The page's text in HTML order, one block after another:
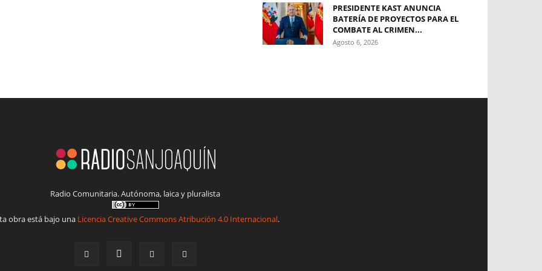
PRESIDENTE KAST ANUNCIA
BATERÍA DE PROYECTOS PARA EL
COMBATE AL CRIMEN...
Agosto 6, 2026
Radio Comunitaria. Autónoma, laica y pluralista
obra está bajo una Licencia Creative Commons Atribución 4.0 Internacional.